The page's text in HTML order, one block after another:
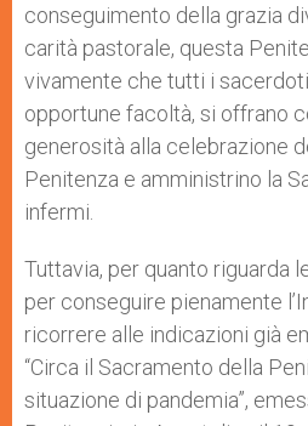
conseguimento della grazia
carità pastorale, questa
vivamente che tutti i
opportune facoltà, si offrano
generosità alla celebrazione
Penitenza e amministrino la
infermi.
Tuttavia, per quanto riguarda
per conseguire pienamente
ricorrere alle indicazioni già
“Circa il Sacramento della
situazione di pandemia”,